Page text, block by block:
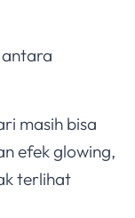
masih bisa
efek glowing,
terlihat